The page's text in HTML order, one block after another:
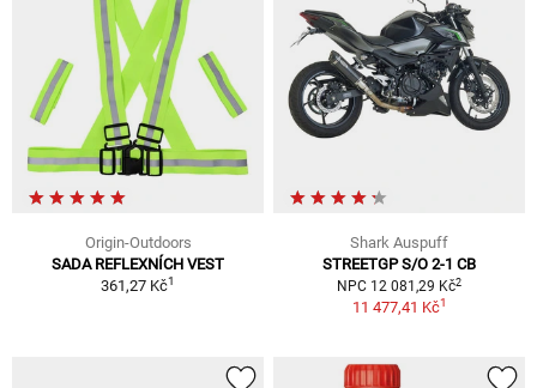
Origin-Outdoors
SADA REFLEXNÍCH VEST
361,27 Kč1
Shark Auspuff
STREETGP S/O 2-1 CB
NPC 12 081,29 Kč2
11 477,41 Kč1